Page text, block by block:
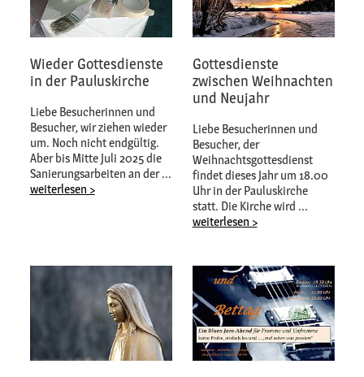
Wieder Gottesdienste
in der Pauluskirche
Liebe Besucherinnen und
Besucher, wir ziehen wieder
um. Noch nicht endgültig.
Aber bis Mitte Juli 2025 die
Sanierungsarbeiten an der ...
weiterlesen >
Gottesdienste
zwischen Weihnachten
und Neujahr
Liebe Besucherinnen und
Besucher, der
Weihnachtsgottesdienst
findet dieses Jahr um 18.00
Uhr in der Pauluskirche
statt. Die Kirche wird ...
weiterlesen >